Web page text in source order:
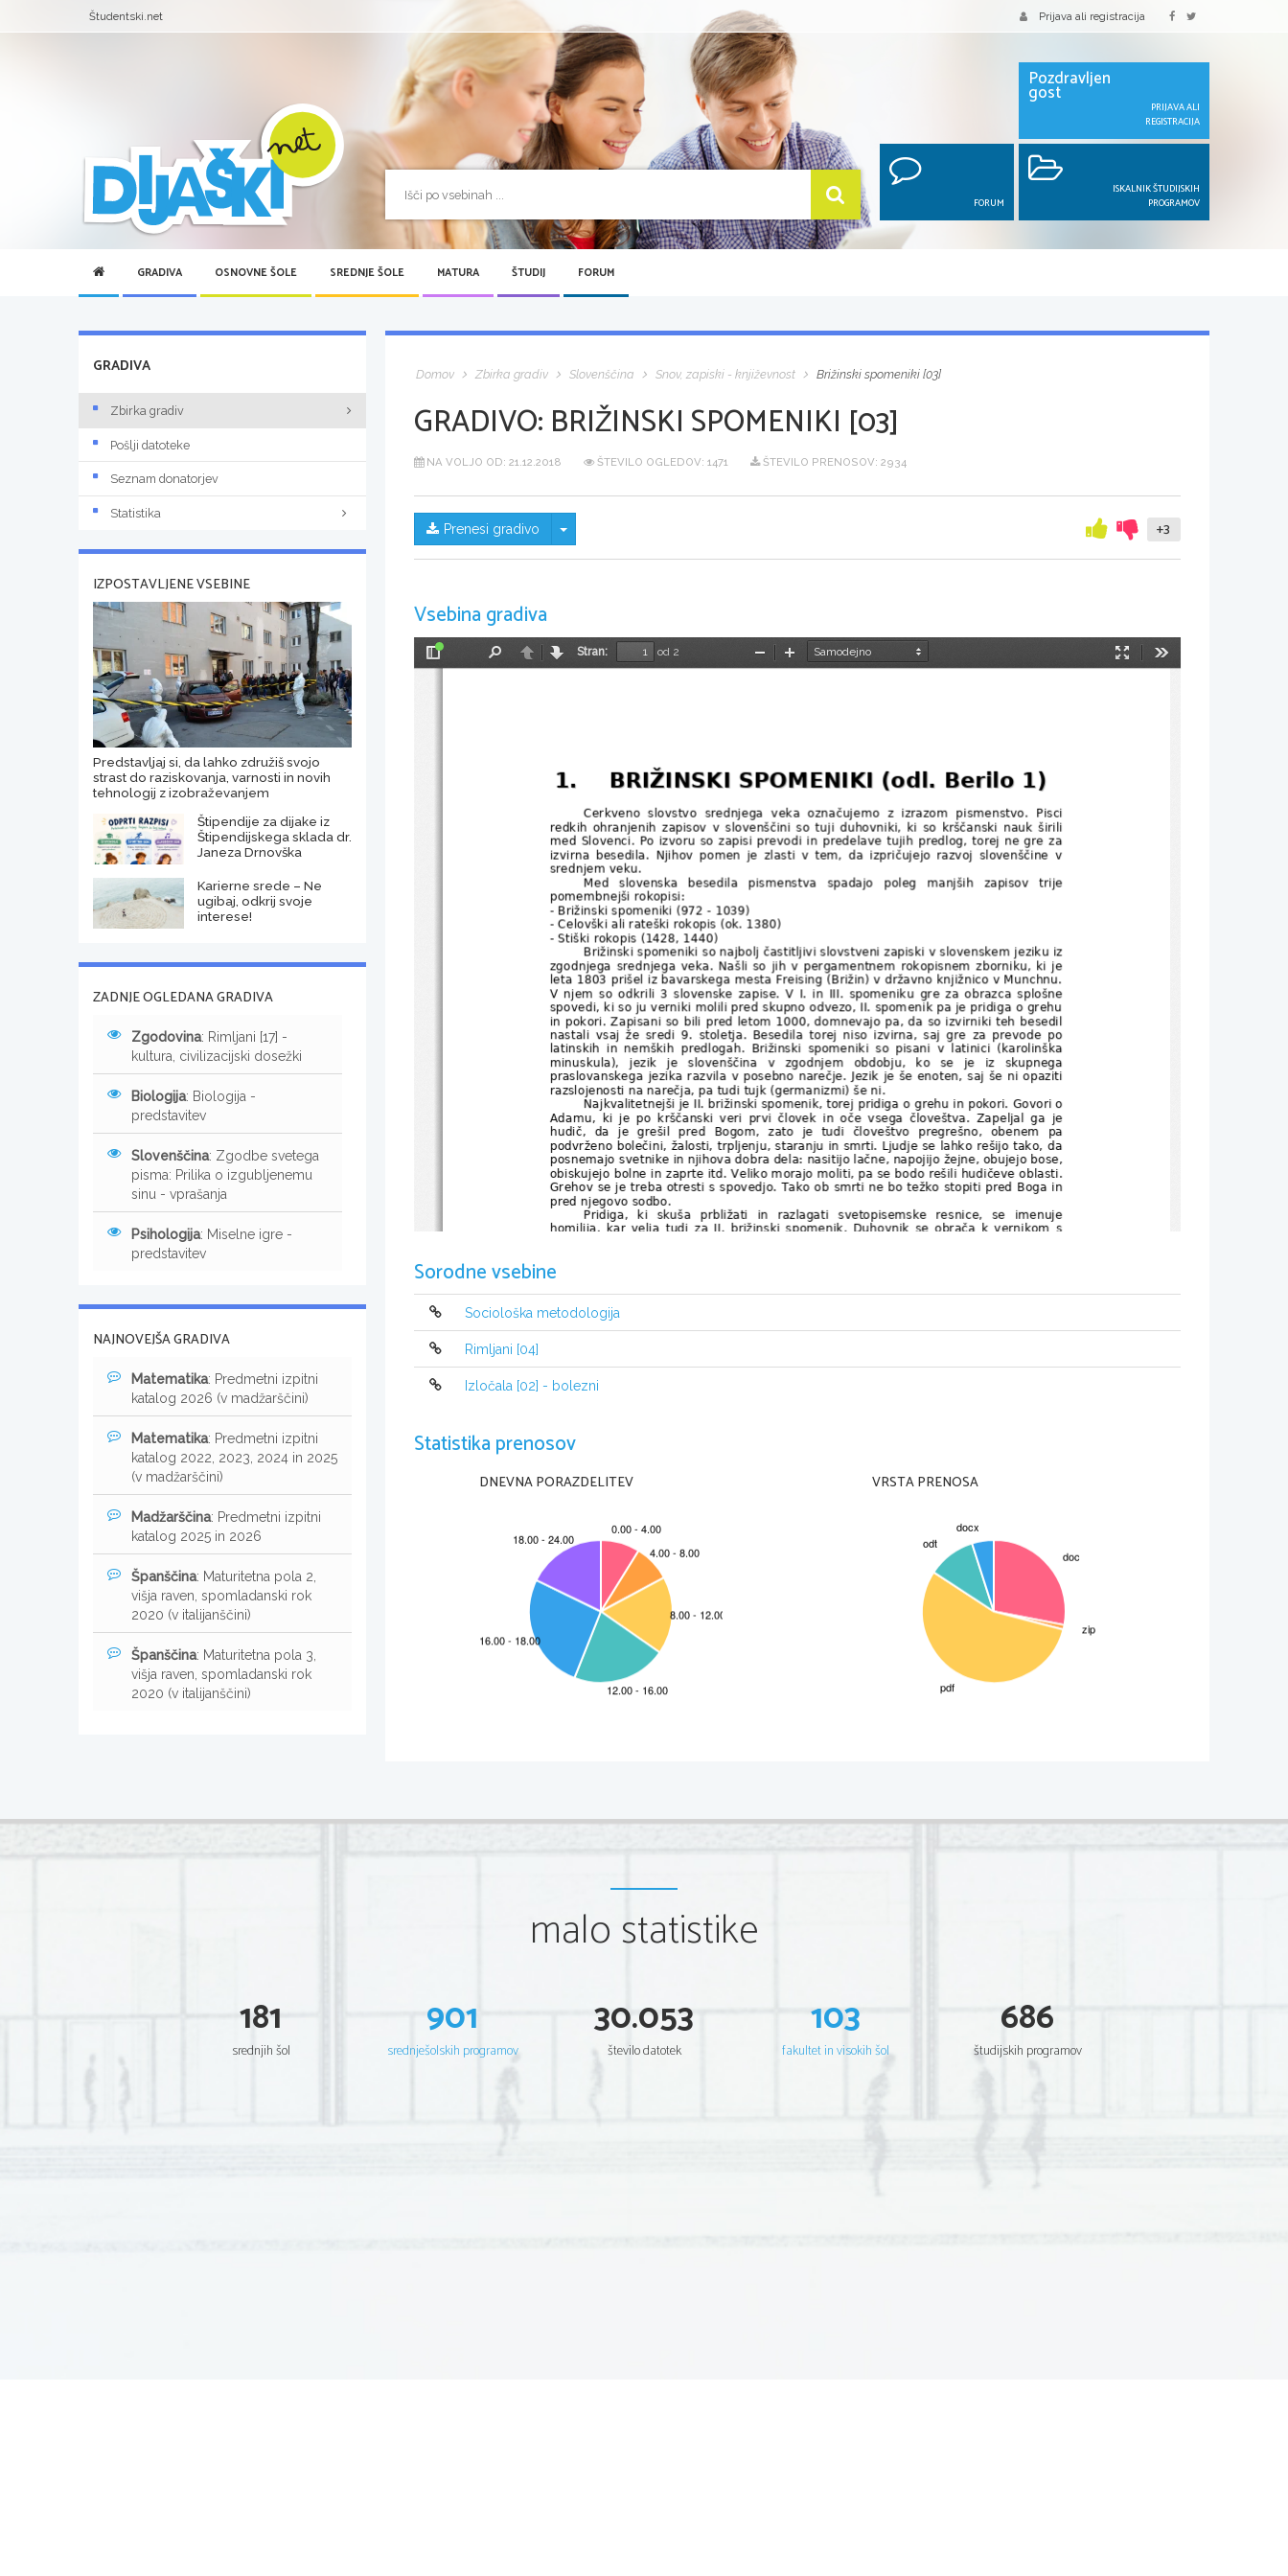
Študentski.net Prijava ali registracija
Pozdravljen
gost
PRIJAVA ALI
REGISTRACIJA
FORUM
ISKALNIK ŠTUDIJSKIH
PROGRAMOV
GRADIVA OSNOVNE ŠOLE SREDNJE ŠOLE MATURA ŠTUDIJ FORUM
Domov Zbirka gradiv Slovenščina Snov, zapiski - književnost Brižinski spomeniki [03]
GRADIVO: BRIŽINSKI SPOMENIKI [03]
NA VOLJO OD: 21.12.2018 ŠTEVILO OGLEDOV: 1471 ŠTEVILO PRENOSOV: 2934
Prenesi gradivo Skrij/prikaži meni +3
Vsebina gradiva
Preklopi
NazajNaprej
Stran:
od 2
Način
PomanjšajPovečaj
1.
1. BRIŽINSKI SPOMENIKI (odl. Berilo 1)
BRIŽINSKI SPOMENIKI (odl. Berilo 1)
Cerkveno   slovstvo   srednjega   veka   označujemo   z   izrazom   pismenstvo.   Pisci
redkih ohranjenih zapisov v slovenščini so tuji duhovniki, ki so krščanski nauk širili
med Slovenci. Po izvoru so zapisi prevodi in predelave tujih predlog, torej ne gre za
izvirna   besedila.   Njihov   pomen   je   zlasti   v   tem,   da   izpričujejo   razvoj   slovenščine   v
srednjem veku.
Med   slovenska   besedila   pismenstva   spadajo   poleg   manjših   zapisov   trije
pomembnejši rokopisi:
- Brižinski spomeniki (972 - 1039)
- Celovški ali rateški rokopis (ok. 1380)
- Stiški rokopis (1428, 1440)
Brižinski spomeniki so najbolj častitljivi slovstveni zapiski v slovenskem jeziku iz
zgodnjega srednjega veka. Našli so jih v pergamentnem rokopisnem zborniku, ki je
leta 1803 prišel iz bavarskega mesta Freising (Brižin) v državno knjižnico v Munchnu.
V njem so odkrili 3 slovenske zapise. V I. in III. spomeniku gre za obrazca splošne
spovedi, ki so ju verniki molili pred skupno odvezo, II. spomenik pa je pridiga o grehu
in pokori. Zapisani so bili pred letom 1000, domnevajo pa, da so izvirniki teh besedil
nastali   vsaj   že   sredi   9.   stoletja.   Besedila   torej   niso   izvirna,   saj   gre   za   prevode   po
latinskih   in   nemških   predlogah.   Brižinski   spomeniki   so   pisani   v   latinici   (karolinška
minuskula),   jezik   je   slovenščina   v   zgodnjem   obdobju,   ko   se   je   iz   skupnega
praslovanskega jezika razvila v posebno narečje. Jezik je še enoten, saj še ni opaziti
razslojenosti na narečja, pa tudi tujk (germanizmi) še ni.
Najkvalitetnejši je II. brižinski spomenik, torej pridiga o grehu in pokori. Govori o
Adamu,   ki   je   po   krščanski   veri   prvi   človek   in   oče   vsega   človeštva.   Zapeljal   ga   je
hudič,   da   je   grešil   pred   Bogom,   zato   je   tudi   človeštvo   pregrešno,   obenem   pa
podvrženo bolečini, žalosti, trpljenju, staranju in smrti. Ljudje se lahko rešijo tako, da
posnemajo svetnike in njihova dobra dela: nasitijo lačne, napojijo žejne, obujejo bose,
obiskujejo bolne in zaprte itd. Veliko morajo moliti, pa se bodo rešili hudičeve oblasti.
Grehov se je treba otresti s spovedjo. Tako ob smrti ne bo težko stopiti pred Boga in
pred njegovo sodbo.
Pridiga,   ki   skuša   prbližati   in   razlagati   svetopisemske   resnice,   se   imenuje
homilija,  kar velja  tudi  za II.  brižinski  spomenik.  Duhovnik se obrača k  vernikom s
nadaljuje z naštevanjem slabih dejanj, vernike opozarja, da pred Bogom ni mogoče
SLOVENSKO LJUDSKO SREDNJEVEŠKO SLOVSTVO
pesništvo in pripovedna proza. Pesmi so peli ali recitirali ob spremljavi na preprosta
glasbila ali brez njih, pripovedna besedila pa so govorili.
V   zgodnjem   in   srednjem   sr.   veku   (do   l.   1400)   so   v   slovenskem   pesništvu
usoda deklet,žena in vdov. V njih prevladuje otožnost, žalost nad težkimi socialnimi
razmerami  in  kruto   usodo.   Ženske  balade   so  izrazito   romantične.   Mednje   spadajo:
posebno po Prešernovi prepesnitvi.
Renesansa   je   obdobje   ob   koncu   srednjega   in   začetku   novega   veka.
renesansa za krajši čas pojavi tudi v drugih evropskih deželah:
- v Angliji: Shakespeare, soneti, epsko - lirske pesnitve, drame.
gibanje (ne pa umetnostno), ki je težilo k človeško vrednemu oblikovanju življenja in
k razmahu osebnosti po vzoru antike (po l. 1453 so v Evropo pribežali mnogi grški
učenjaki, ki so v novem okolju širili duha antike). Največji evropski humanist je bil
Sorodne vsebine
Sociološka metodologija
Rimljani [04]
Izločala [02] - bolezni
Statistika prenosov
DNEVNA PORAZDELITEV VRSTA PRENOSA
GRADIVA
Zbirka gradiv
Pošlji datoteke
Seznam donatorjev
Statistika
IZPOSTAVLJENE VSEBINE
Predstavljaj si, da lahko združiš svojo
strast do raziskovanja, varnosti in novih
tehnologij z izobraževanjem
Štipendije za dijake iz
Štipendijskega sklada dr.
Janeza Drnovška
Karierne srede – Ne
ugibaj, odkrij svoje
interese!
ZADNJE OGLEDANA GRADIVA
Zgodovina: Rimljani [17] -
kultura, civilizacijski dosežki
Biologija: Biologija -
predstavitev
Slovenščina: Zgodbe svetega
pisma: Prilika o izgubljenemu
sinu - vprašanja
Psihologija: Miselne igre -
predstavitev
NAJNOVEJŠA GRADIVA
Matematika: Predmetni izpitni
katalog 2026 (v madžarščini)
Matematika: Predmetni izpitni
katalog 2022, 2023, 2024 in 2025
(v madžarščini)
Madžarščina: Predmetni izpitni
katalog 2025 in 2026
Španščina: Maturitetna pola 2,
višja raven, spomladanski rok
2020 (v italijanščini)
Španščina: Maturitetna pola 3,
višja raven, spomladanski rok
2020 (v italijanščini)
malo statistike
181
srednjih šol
901
srednješolskih programov
30.053
število datotek
103
fakultet in visokih šol
686
študijskih programov